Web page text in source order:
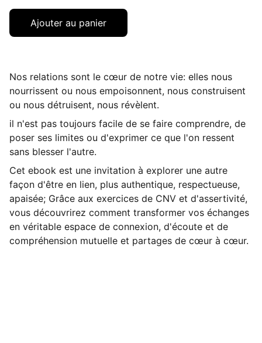
Ajouter au panier
Nos relations sont le cœur de notre vie: elles nous
nourrissent ou nous empoisonnent, nous construisent
ou nous détruisent, nous révèlent.
il n'est pas toujours facile de se faire comprendre, de
poser ses limites ou d'exprimer ce que l'on ressent
sans blesser l'autre.
Cet ebook est une invitation à explorer une autre
façon d'être en lien, plus authentique, respectueuse,
apaisée; Grâce aux exercices de CNV et d'assertivité,
vous découvrirez comment transformer vos échanges
en véritable espace de connexion, d'écoute et de
compréhension mutuelle et partages de cœur à cœur.